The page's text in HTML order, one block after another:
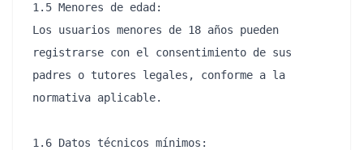
1.5 Menores de edad:
Los usuarios menores de 18 años pueden
registrarse con el consentimiento de sus
padres o tutores legales, conforme a la
normativa aplicable.
1.6 Datos técnicos mínimos: